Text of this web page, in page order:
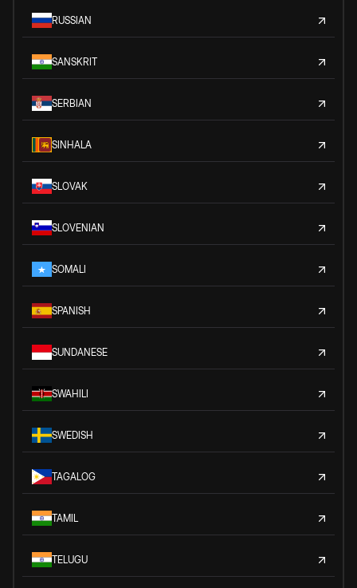
RUSSIAN
SANSKRIT
SERBIAN
SINHALA
SLOVAK
SLOVENIAN
SOMALI
SPANISH
SUNDANESE
SWAHILI
SWEDISH
TAGALOG
TAMIL
TELUGU